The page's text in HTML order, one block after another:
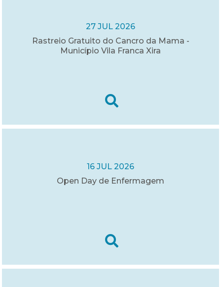
27 JUL 2026
Rastreio Gratuito do Cancro da Mama -
Município Vila Franca Xira
16 JUL 2026
Open Day de Enfermagem